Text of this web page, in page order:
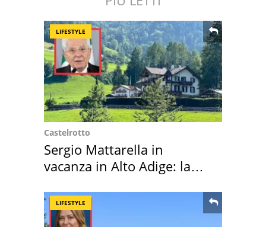
LIFESTYLE
Castelrotto
Sergio Mattarella in
vacanza in Alto Adige: la
LIFESTYLE